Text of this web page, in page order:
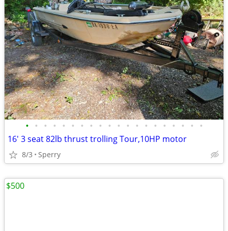
• • • • • • • • • • • • • • • • • • • •
16' 3 seat 82lb thrust trolling Tour,10HP motor
8/3 Sperry
$500